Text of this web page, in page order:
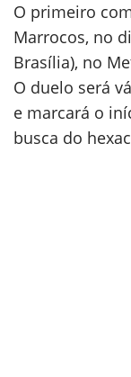
O primeiro
Marrocos, no
Brasília), no
O duelo será
e marcará o
busca do